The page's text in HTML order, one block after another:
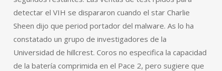
detectar el VIH se dispararon cuando el star Charlie
Sheen dijo que period portador del malware. As lo ha
constatado un grupo de investigadores de la
Universidad de hillcrest. Coros no especifica la capacidad
de la batería comprimida en el Pace 2, pero sugiere que